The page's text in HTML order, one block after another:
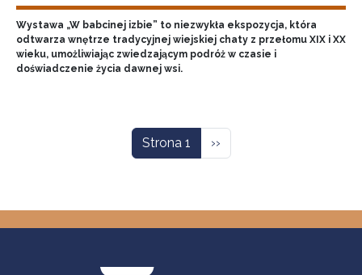
Wystawa „W babcinej izbie” to niezwykła ekspozycja, która
odtwarza wnętrze tradycyjnej wiejskiej chaty z przełomu XIX i XX
wieku, umożliwiając zwiedzającym podróż w czasie i
doświadczenie życia dawnej wsi.
Strona 1 Następna strona
››